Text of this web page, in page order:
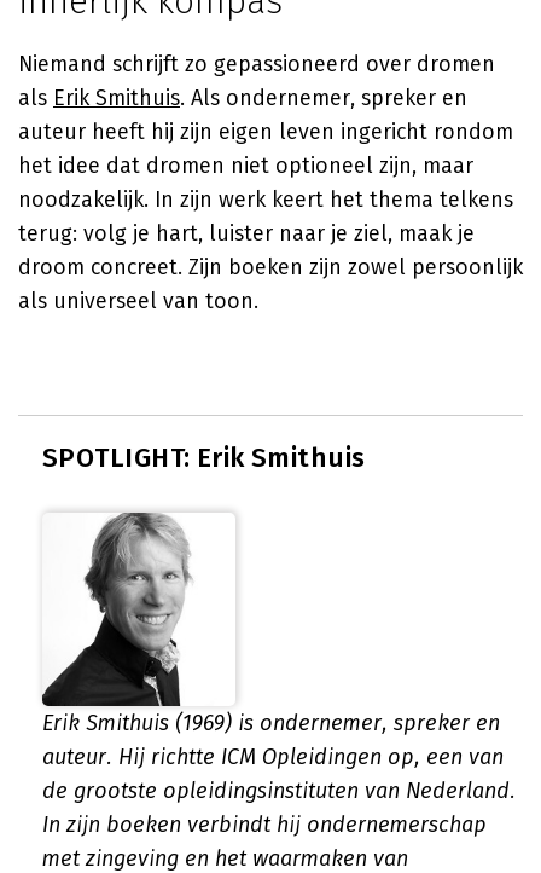
Niemand schrijft zo gepassioneerd over dromen
als Erik Smithuis. Als ondernemer, spreker en
auteur heeft hij zijn eigen leven ingericht rondom
het idee dat dromen niet optioneel zijn, maar
noodzakelijk. In zijn werk keert het thema telkens
terug: volg je hart, luister naar je ziel, maak je
droom concreet. Zijn boeken zijn zowel persoonlijk
als universeel van toon.
SPOTLIGHT: Erik Smithuis
Erik Smithuis (1969) is ondernemer, spreker en
auteur. Hij richtte ICM Opleidingen op, een van
de grootste opleidingsinstituten van Nederland.
In zijn boeken verbindt hij ondernemerschap
met zingeving en het waarmaken van